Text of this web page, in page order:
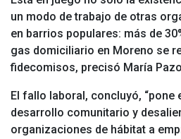
un modo de trabajo de otras
en barrios populares: más de
gas domiciliario en Moreno se
fidecomisos, precisó María
El fallo laboral, concluyó, “pone
desarrollo comunitario y
organizaciones de hábitat a